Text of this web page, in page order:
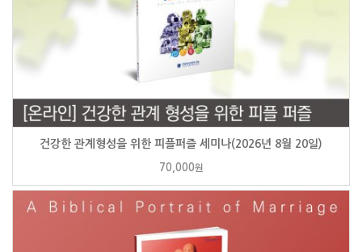
건강한 관계형성을 위한 피플퍼즐 세미나(2026년 8월 20일)
70,000원